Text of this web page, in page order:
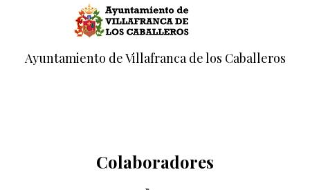
Ayuntamiento de Villafranca de los Caballeros
Colaboradores